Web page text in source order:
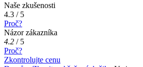
Naše zkušenosti
4.3 / 5
Proč?
Názor zákazníka
4.2 / 5
Proč?
Zkontrolujte cenu